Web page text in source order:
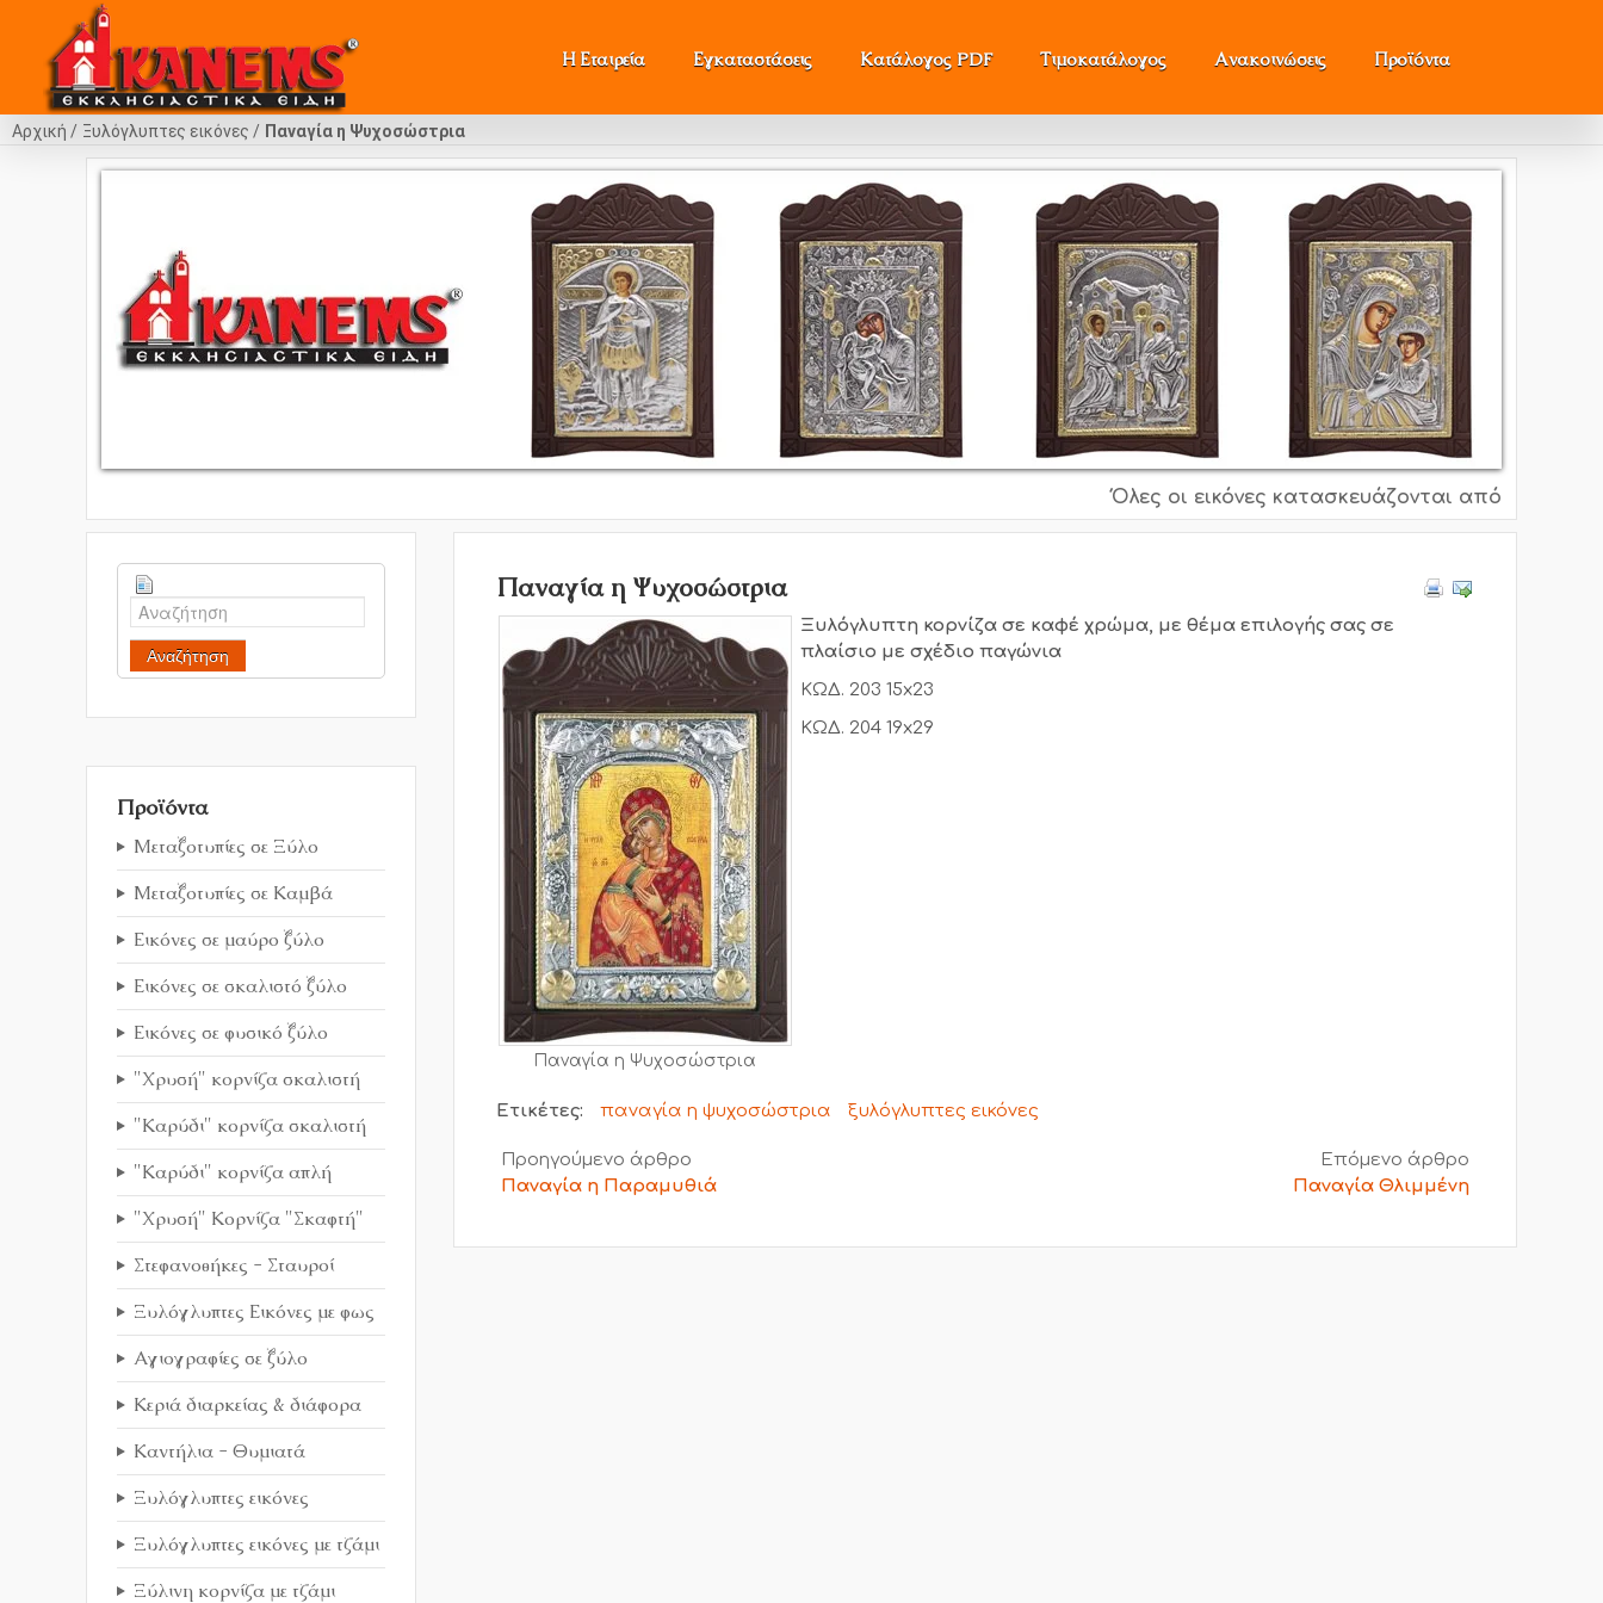
Η Εταιρεία Εγκαταστάσεις Κατάλογος PDF Τιμοκατάλογος Ανακοινώσεις Προϊόντα
Αρχική Ξυλόγλυπτες εικόνες Παναγία η Ψυχοσώστρια
Όλες οι εικόνες κατασκευάζονται από ασήμι
Αναζήτηση
Προϊόντα
Μεταξοτυπίες σε Ξύλο
Μεταξοτυπίες σε Καμβά
Εικόνες σε μαύρο ξύλο
Εικόνες σε σκαλιστό ξύλο
Εικόνες σε φυσικό ξύλο
"Χρυσή" κορνίζα σκαλιστή
"Καρύδι" κορνίζα σκαλιστή
"Καρύδι" κορνίζα απλή
"Χρυσή" Κορνίζα "Σκαφτή"
Στεφανοθήκες - Σταυροί
Ξυλόγλυπτες Εικόνες με φως
Αγιογραφίες σε ξύλο
Κεριά διαρκείας & διάφορα
Καντήλια - Θυμιατά
Ξυλόγλυπτες εικόνες
Ξυλόγλυπτες εικόνες με τζάμι
Ξύλινη κορνίζα με τζάμι
Παναγία η Ψυχοσώστρια
Παναγία η Ψυχοσώστρια
Ξυλόγλυπτη κορνίζα σε καφέ χρώμα, με θέμα επιλογής σας σε
πλαίσιο με σχέδιο παγώνια
ΚΩΔ. 203 15x23
ΚΩΔ. 204 19x29
Ετικέτες: παναγία η ψυχοσώστρια ξυλόγλυπτες εικόνες
Προηγούμενο άρθρο
Παναγία η Παραμυθιά
Επόμενο άρθρο
Παναγία Θλιμμένη